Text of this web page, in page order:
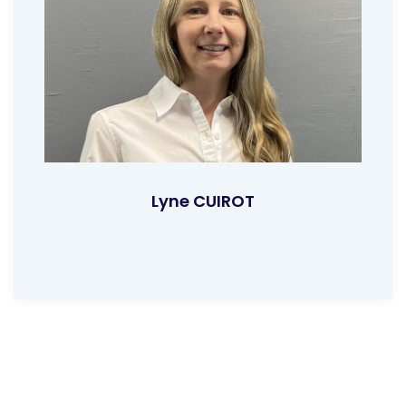
Lyne CUIROT